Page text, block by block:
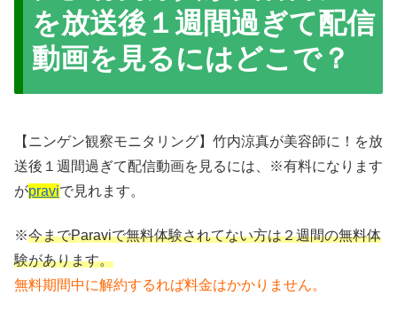
を放送後１週間過ぎて配信
動画を見るにはどこで？
【ニンゲン観察モニタリング】竹内涼真が美容師に！を放
送後１週間過ぎて配信動画を見るには、※有料になります
がpraviで見れます。
※今までParaviで無料体験されてない方は２週間の無料体
験があります。
無料期間中に解約するれば料金はかかりません。